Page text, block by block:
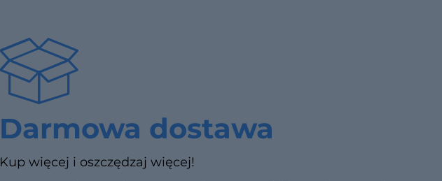
Darmowa dostawa
Kup więcej i oszczędzaj więcej!